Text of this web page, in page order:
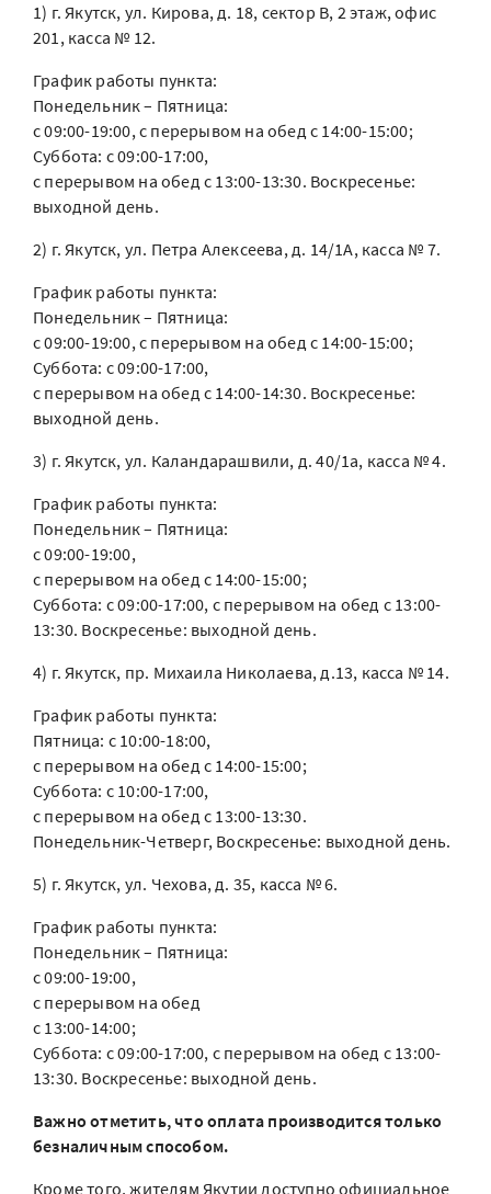
1) г. Якутск, ул. Кирова, д. 18, сектор B, 2 этаж, офис
201, касса № 12.
График работы пункта:
Понедельник – Пятница:
с 09:00-19:00, с перерывом на обед с 14:00-15:00;
Суббота: с 09:00-17:00,
с перерывом на обед с 13:00-13:30. Воскресенье:
выходной день.
2) г. Якутск, ул. Петра Алексеева, д. 14/1А, касса № 7.
График работы пункта:
Понедельник – Пятница:
с 09:00-19:00, с перерывом на обед с 14:00-15:00;
Суббота: с 09:00-17:00,
с перерывом на обед с 14:00-14:30. Воскресенье:
выходной день.
3) г. Якутск, ул. Каландарашвили, д. 40/1а, касса № 4.
График работы пункта:
Понедельник – Пятница:
с 09:00-19:00,
с перерывом на обед с 14:00-15:00;
Суббота: с 09:00-17:00, с перерывом на обед с 13:00-
13:30. Воскресенье: выходной день.
4) г. Якутск, пр. Михаила Николаева, д.13, касса № 14.
График работы пункта:
Пятница: с 10:00-18:00,
с перерывом на обед с 14:00-15:00;
Суббота: с 10:00-17:00,
с перерывом на обед с 13:00-13:30.
Понедельник-Четверг, Воскресенье: выходной день.
5) г. Якутск, ул. Чехова, д. 35, касса № 6.
График работы пункта:
Понедельник – Пятница:
с 09:00-19:00,
с перерывом на обед
с 13:00-14:00;
Суббота: с 09:00-17:00, с перерывом на обед с 13:00-
13:30. Воскресенье: выходной день.
Важно отметить, что оплата производится только
безналичным способом.
Кроме того, жителям Якутии доступно официальное